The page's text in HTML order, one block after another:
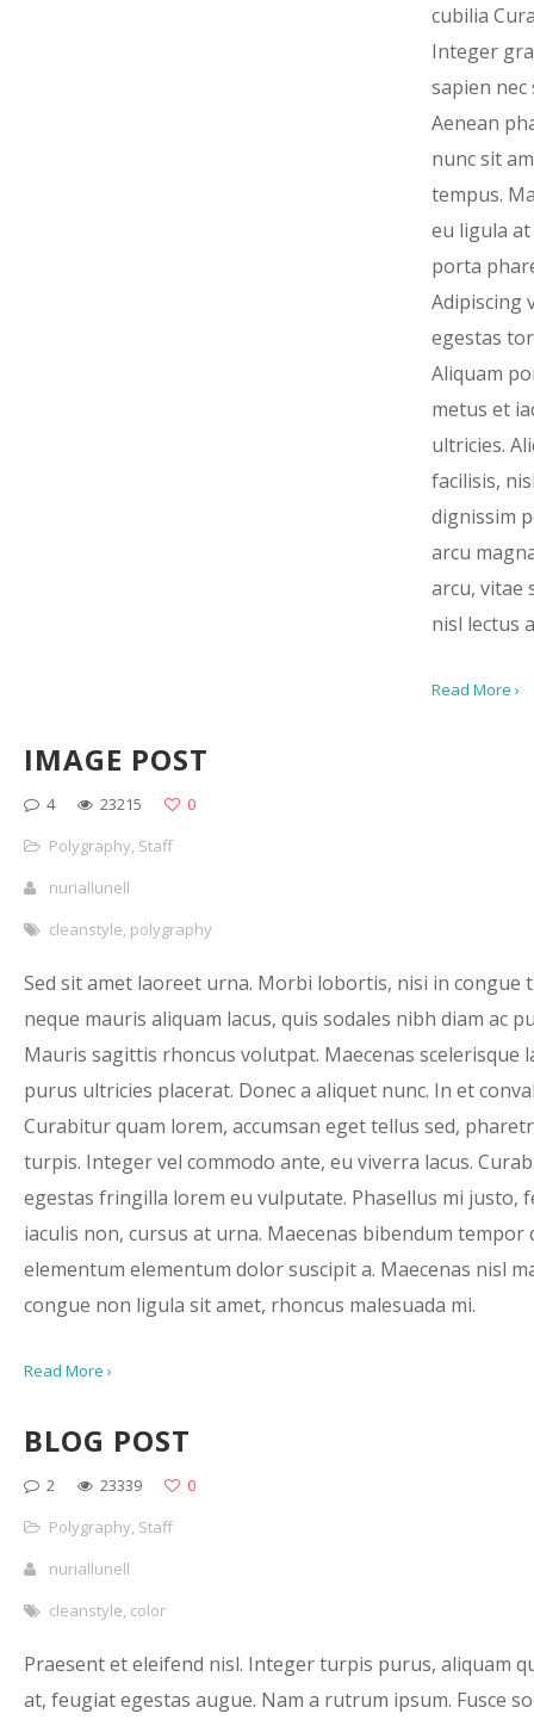
cubilia
Integer
sapien nec
Aenean
nunc sit
tempus.
eu ligula
porta
Adipiscing
egestas
Aliquam
metus et
ultricies.
facilisis,
dignissim
arcu
arcu, vitae
nisl lectus
Read More ›
IMAGE POST
4 23215
0
Polygraphy, Staff
nuriallunell
cleanstyle, polygraphy
Sed sit amet laoreet urna. Morbi lobortis, nisi in congue
neque mauris aliquam lacus, quis sodales nibh diam ac
Mauris sagittis rhoncus volutpat. Maecenas scelerisque
purus ultricies placerat. Donec a aliquet nunc. In et
Curabitur quam lorem, accumsan eget tellus sed,
turpis. Integer vel commodo ante, eu viverra lacus.
egestas fringilla lorem eu vulputate. Phasellus mi justo,
iaculis non, cursus at urna. Maecenas bibendum tempor
elementum elementum dolor suscipit a. Maecenas nisl
congue non ligula sit amet, rhoncus malesuada mi.
Read More ›
BLOG POST
2 23339
0
Polygraphy, Staff
nuriallunell
cleanstyle, color
Praesent et eleifend nisl. Integer turpis purus, aliquam
at, feugiat egestas augue. Nam a rutrum ipsum. Fusce